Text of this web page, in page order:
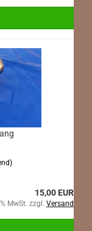
15,00 EUR
MwSt. zzgl. Versand